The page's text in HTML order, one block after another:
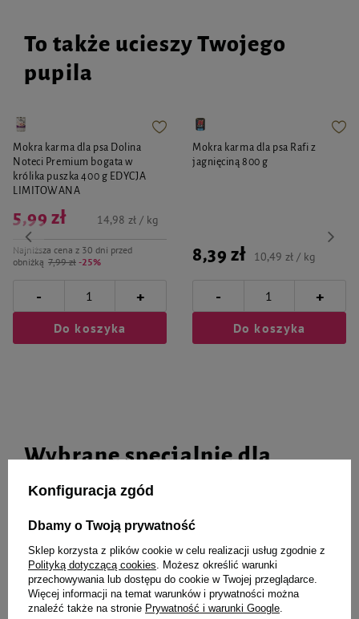
To także ucieszy Twojego
pupila
Mokra karma dla psa Dolina
Noteci Premium bogata w
królika puszka 400 g EDYCJA
LIMITOWANA
Najniższa cena z 30 dni przed
obniżką 7,99 zł -25%
5,99 zł 14,98 zł / kg
- +
Do koszyka
Mokra karma dla psa Rafi z
jagnięciną 800 g
8,39 zł 10,49 zł / kg
- +
Do koszyka
Wybrane specjalnie dla
Ciebie i Twojego czworonoga
ZOLUX Zabawka dla psa TPR POP
kość 12 cm kolor turkusowy
19,99 zł
Legowisko Dolina Noteci Design
rozmiar "S"
113,90 zł
Konfiguracja zgód
Dbamy o Twoją prywatność
Sklep korzysta z plików cookie w celu realizacji usług zgodnie z
Polityką dotyczącą cookies. Możesz określić warunki
przechowywania lub dostępu do cookie w Twojej przeglądarce.
Więcej informacji na temat warunków i prywatności można
znaleźć także na stronie Prywatność i warunki Google.